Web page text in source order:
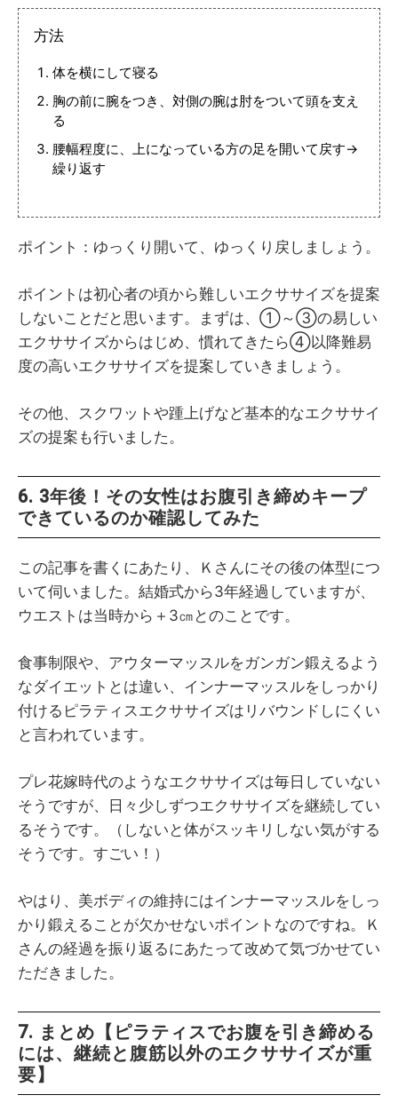
方法
体を横にして寝る
胸の前に腕をつき、対側の腕は肘をついて頭を支え
る
腰幅程度に、上になっている方の足を開いて戻す→
繰り返す
ポイント：ゆっくり開いて、ゆっくり戻しましょう。
ポイントは初心者の頃から難しいエクササイズを提案
しないことだと思います。まずは、①～③の易しい
エクササイズからはじめ、慣れてきたら④以降難易
度の高いエクササイズを提案していきましょう。
その他、スクワットや踵上げなど基本的なエクササイ
ズの提案も行いました。
6. 3年後！その女性はお腹引き締めキープ
できているのか確認してみた
この記事を書くにあたり、Ｋさんにその後の体型につ
いて伺いました。結婚式から3年経過していますが、
ウエストは当時から＋3㎝とのことです。
食事制限や、アウターマッスルをガンガン鍛えるよう
なダイエットとは違い、インナーマッスルをしっかり
付けるピラティスエクササイズはリバウンドしにくい
と言われています。
プレ花嫁時代のようなエクササイズは毎日していない
そうですが、日々少しずつエクササイズを継続してい
るそうです。（しないと体がスッキリしない気がする
そうです。すごい！）
やはり、美ボディの維持にはインナーマッスルをしっ
かり鍛えることが欠かせないポイントなのですね。Ｋ
さんの経過を振り返るにあたって改めて気づかせてい
ただきました。
7. まとめ【ピラティスでお腹を引き締める
には、継続と腹筋以外のエクササイズが重
要】